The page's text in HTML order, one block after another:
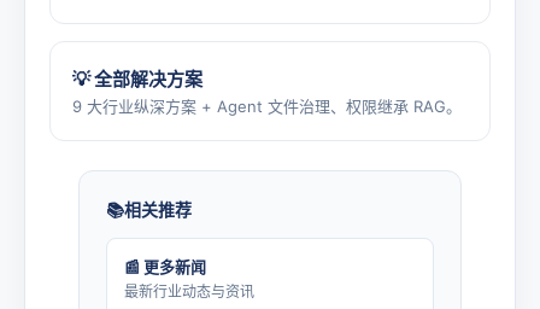
💡 全部解决方案
9 大行业纵深方案 + Agent 文件治理、权限继承 RAG。
相关推荐
📰 更多新闻
最新行业动态与资讯